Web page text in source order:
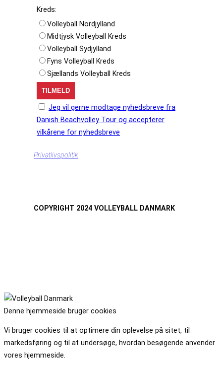
Kreds:
Volleyball Nordjylland
Midtjysk Volleyball Kreds
Volleyball Sydjylland
Fyns Volleyball Kreds
Sjællands Volleyball Kreds
Jeg vil gerne modtage nyhedsbreve fra
Danish Beachvolley Tour og accepterer
vilkårene for nyhedsbreve
Privatlivspolitik
COPYRIGHT 2024 VOLLEYBALL DANMARK
Denne hjemmeside bruger cookies
Vi bruger cookies til at optimere din oplevelse på sitet, til
markedsføring og til at undersøge, hvordan besøgende anvender
vores hjemmeside.